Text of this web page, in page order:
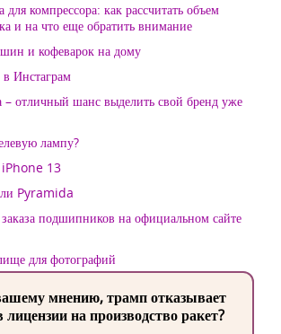
для компрессора: как рассчитать объем
и на что еще обратить внимание
и кофеварок на дому
Инстаграм
– отличный шанс выделить свой бренд уже
лампу?
iPhone 13
Pyramida
подшипников на официальном сайте
для фотографий
мнению, трамп отказывает
на производство ракет?